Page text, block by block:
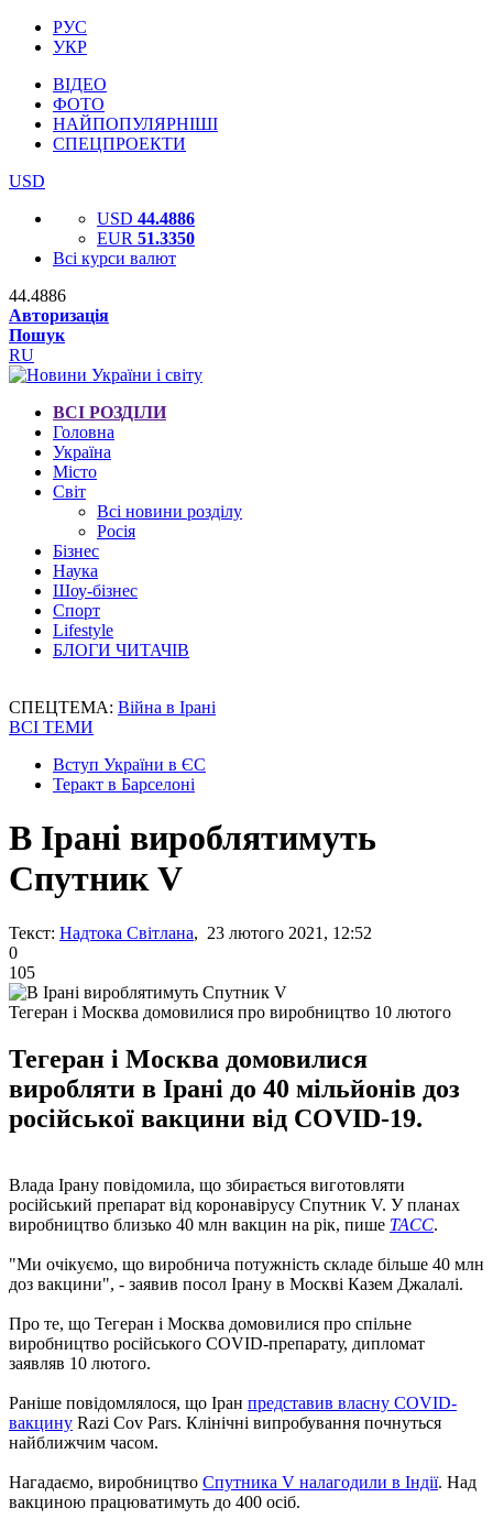
РУС
УКР
ВІДЕО
ФОТО
НАЙПОПУЛЯРНІШІ
СПЕЦПРОЕКТИ
USD
USD 44.4886
EUR 51.3350
Всі курси валют
44.4886
Авторизація
Пошук
RU
ВСІ РОЗДІЛИ
Головна
Україна
Місто
Світ
Всі новини розділу
Росія
Бізнес
Наука
Шоу-бізнес
Спорт
Lifestyle
БЛОГИ ЧИТАЧІВ
СПЕЦТЕМА: Війна в Ірані
ВСІ ТЕМИ
Вступ України в ЄС
Теракт в Барселоні
В Ірані вироблятимуть
Спутник V
Текст: Надтока Світлана, 23 лютого 2021, 12:52
0
105
Тегеран і Москва домовилися про виробництво 10 лютого
Тегеран і Москва домовилися
виробляти в Ірані до 40 мільйонів доз
російської вакцини від COVID-19.
Влада Ірану повідомила, що збирається виготовляти
російський препарат від коронавірусу Спутник V. У планах
виробництво близько 40 млн вакцин на рік, пише ТАСС.
"Ми очікуємо, що виробнича потужність складе більше 40 млн
доз вакцини", - заявив посол Ірану в Москві Казем Джалалі.
Про те, що Тегеран і Москва домовилися про спільне
виробництво російського COVID-препарату, дипломат
заявляв 10 лютого.
Раніше повідомлялося, що Іран представив власну COVID-
вакцину Razi Cov Pars. Клінічні випробування почнуться
найближчим часом.
Нагадаємо, виробництво Спутника V налагодили в Індії. Над
вакциною працюватимуть до 400 осіб.